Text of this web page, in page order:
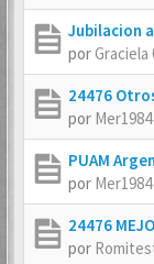
Jubilacion
porGraciela
24476
por Mer1984
PUAM
por Mer1984
24476
por